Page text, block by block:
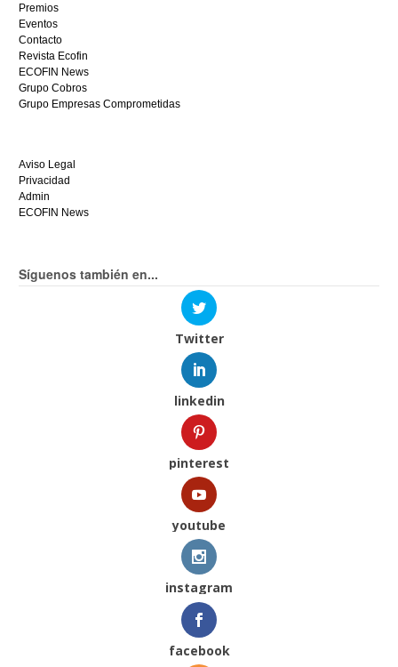
Premios
Eventos
Contacto
Revista Ecofin
ECOFIN News
Grupo Cobros
Grupo Empresas Comprometidas
Aviso Legal
Privacidad
Admin
ECOFIN News
Síguenos también en...
Twitter
linkedin
pinterest
youtube
instagram
facebook